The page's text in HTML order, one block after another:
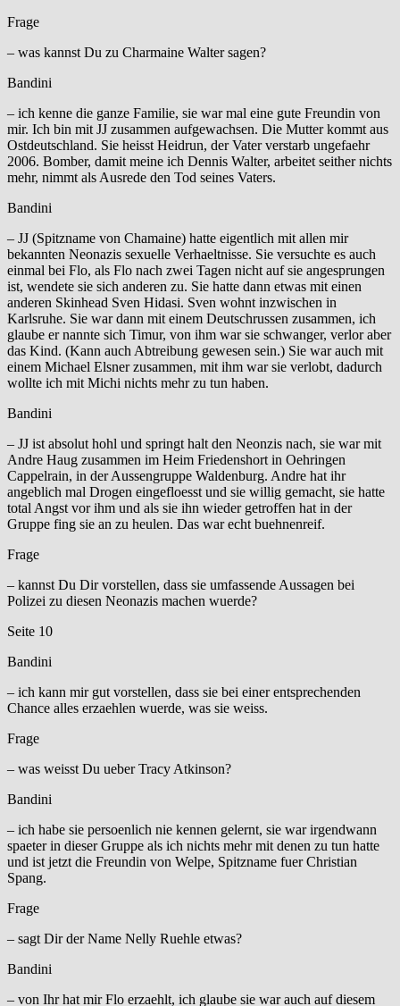
Frage
– was kannst Du zu Charmaine Walter sagen?
Bandini
– ich kenne die ganze Familie, sie war mal eine gute Freundin von
mir. Ich bin mit JJ zusammen aufgewachsen. Die Mutter kommt aus
Ostdeutschland. Sie heisst Heidrun, der Vater verstarb ungefaehr
2006. Bomber, damit meine ich Dennis Walter, arbeitet seither nichts
mehr, nimmt als Ausrede den Tod seines Vaters.
Bandini
– JJ (Spitzname von Chamaine) hatte eigentlich mit allen mir
bekannten Neonazis sexuelle Verhaeltnisse. Sie versuchte es auch
einmal bei Flo, als Flo nach zwei Tagen nicht auf sie angesprungen
ist, wendete sie sich anderen zu. Sie hatte dann etwas mit einen
anderen Skinhead Sven Hidasi. Sven wohnt inzwischen in
Karlsruhe. Sie war dann mit einem Deutschrussen zusammen, ich
glaube er nannte sich Timur, von ihm war sie schwanger, verlor aber
das Kind. (Kann auch Abtreibung gewesen sein.) Sie war auch mit
einem Michael Elsner zusammen, mit ihm war sie verlobt, dadurch
wollte ich mit Michi nichts mehr zu tun haben.
Bandini
– JJ ist absolut hohl und springt halt den Neonzis nach, sie war mit
Andre Haug zusammen im Heim Friedenshort in Oehringen
Cappelrain, in der Aussengruppe Waldenburg. Andre hat ihr
angeblich mal Drogen eingefloesst und sie willig gemacht, sie hatte
total Angst vor ihm und als sie ihn wieder getroffen hat in der
Gruppe fing sie an zu heulen. Das war echt buehnenreif.
Frage
– kannst Du Dir vorstellen, dass sie umfassende Aussagen bei
Polizei zu diesen Neonazis machen wuerde?
Seite 10
Bandini
– ich kann mir gut vorstellen, dass sie bei einer entsprechenden
Chance alles erzaehlen wuerde, was sie weiss.
Frage
– was weisst Du ueber Tracy Atkinson?
Bandini
– ich habe sie persoenlich nie kennen gelernt, sie war irgendwann
spaeter in dieser Gruppe als ich nichts mehr mit denen zu tun hatte
und ist jetzt die Freundin von Welpe, Spitzname fuer Christian
Spang.
Frage
– sagt Dir der Name Nelly Ruehle etwas?
Bandini
– von Ihr hat mir Flo erzaehlt, ich glaube sie war auch auf diesem